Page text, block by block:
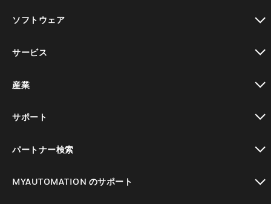
ソフトウェア
サービス
産業
サポート
パートナー検索
MYAUTOMATION のサポート